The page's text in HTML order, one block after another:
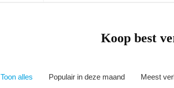
Koop best
Toon alles Populair in deze maand Meest